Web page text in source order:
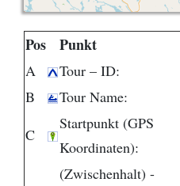
Pos Punkt
A Tour – ID:
B
Tour Name:
C
Startpunkt (GPS
Koordinaten):
(Zwischenhalt) -